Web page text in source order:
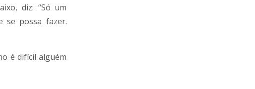
diz: “Só um
se possa fazer.
é difícil alguém